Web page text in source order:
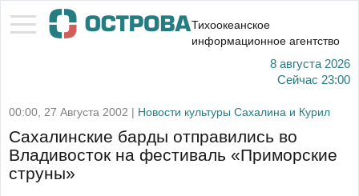
Тихоокеанское
информационное агентство
8 августа 2026
Сейчас 23:00
00:00, 27 Августа 2002 | Новости культуры Сахалина и Курил
Сахалинские барды отправились во
Владивосток на фестиваль «Приморские
струны»